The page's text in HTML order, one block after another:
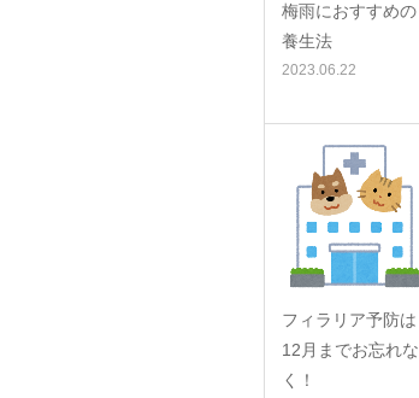
梅雨におすすめの
養生法
2023.06.22
フィラリア予防は
12月までお忘れな
く！